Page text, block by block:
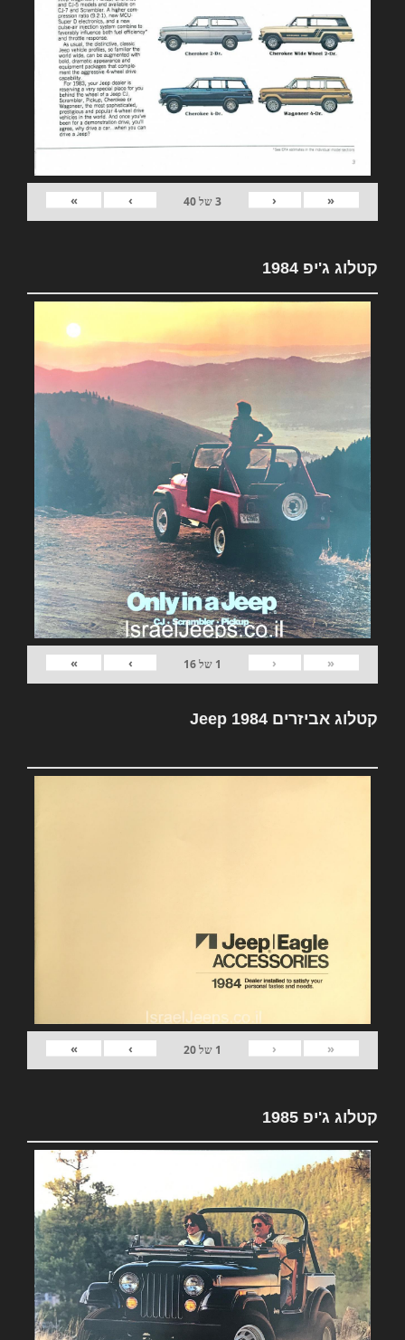
«
‹
3של40
›
»
קטלוג ג'יפ 1984
«
‹
1 של16
›
»
קטלוג אביזרים Jeep 1984
«
‹
1 של20
›
»
קטלוג ג'יפ 1985